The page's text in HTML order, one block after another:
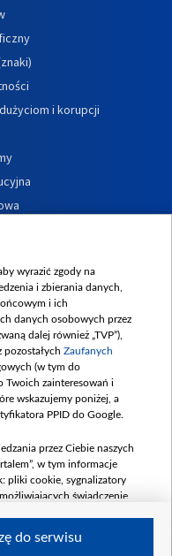
i korupcji
wyrazić zgody na
i zbierania danych,
i ich
danych osobowych przez
dalej również „TVP”),
pozostałych Zaufanych
(w tym do
Twoich zainteresowań i
wskazujemy poniżej, a
PPID do Google.
przez Ciebie naszych
w tym informacje
pliki cookie, sygnalizatory
świadczenie
do serwisu